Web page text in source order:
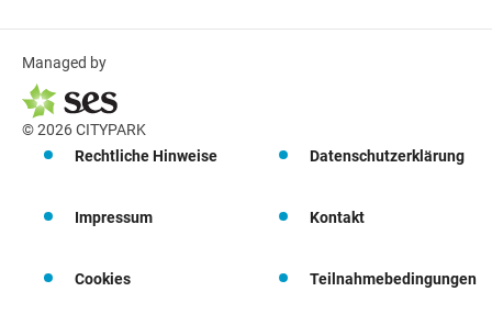
Managed by
© 2026 CITYPARK
Rechtliche Hinweise
Datenschutzerklärung
Impressum Kontakt
Cookies Teilnahmebedingungen